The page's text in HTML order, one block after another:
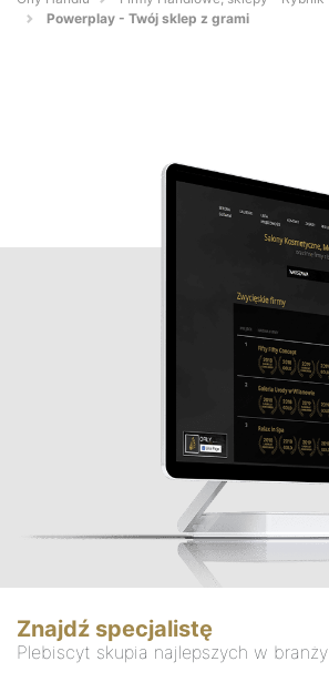
Powerplay - Twój sklep z grami
Znajdź specjalistę
Plebiscyt skupia najlepszych w branży